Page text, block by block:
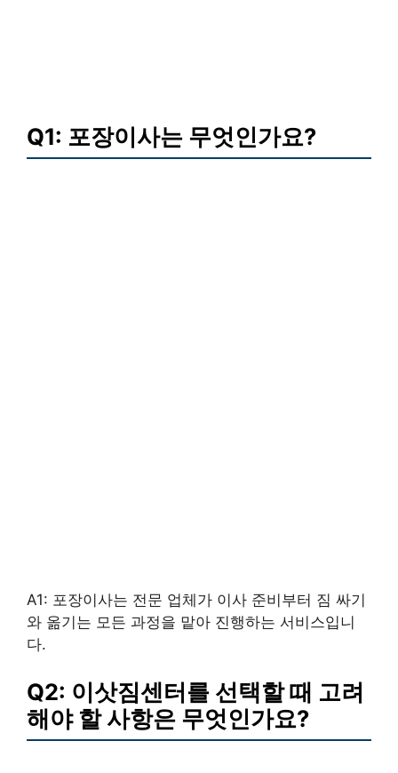
Q1: 포장이사는 무엇인가요?
A1: 포장이사는 전문 업체가 이사 준비부터 짐 싸기
와 옮기는 모든 과정을 맡아 진행하는 서비스입니
다.
Q2: 이삿짐센터를 선택할 때 고려
해야 할 사항은 무엇인가요?